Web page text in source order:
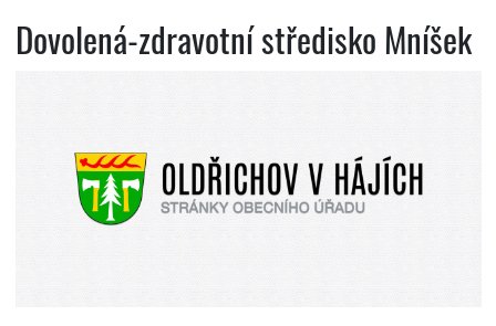
Dovolená-zdravotní středisko Mníšek